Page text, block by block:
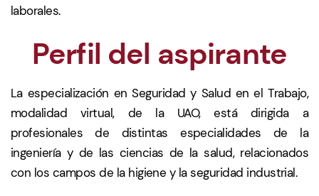
laborales.
Perfil del aspirante
La especialización en Seguridad y Salud en el Trabajo,
modalidad virtual, de la UAO, está dirigida a
profesionales de distintas especialidades de la
ingeniería y de las ciencias de la salud, relacionados
con los campos de la higiene y la seguridad industrial.